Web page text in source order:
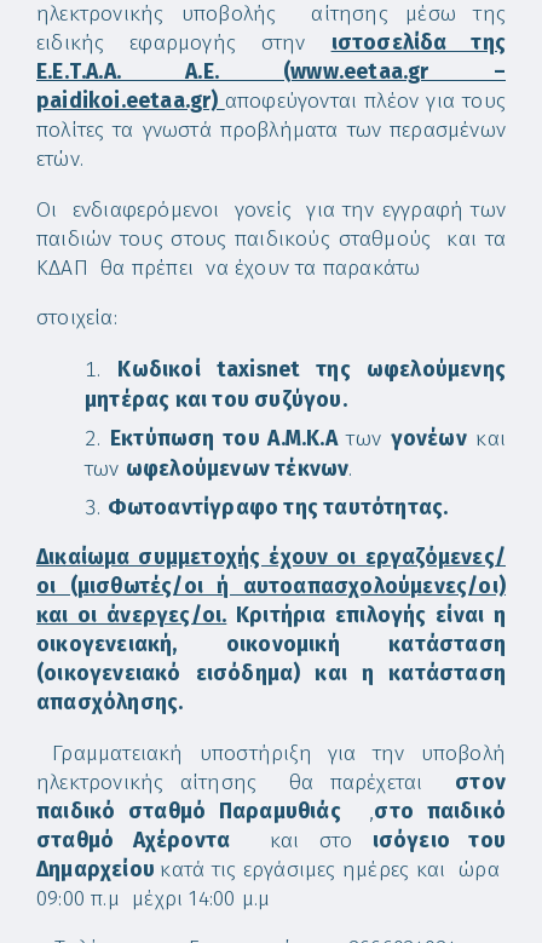
ηλεκτρονικής υποβολής αίτησης μέσω της
ειδικής εφαρμογής στην ιστοσελίδα της
Ε.Ε.Τ.Α.Α. Α.Ε. (www.eetaa.gr –
paidikoi.eetaa.gr) αποφεύγονται πλέον για τους
πολίτες τα γνωστά προβλήματα των περασμένων
ετών.
Οι ενδιαφερόμενοι γονείς για την εγγραφή των
παιδιών τους στους παιδικούς σταθμούς και τα
ΚΔΑΠ θα πρέπει να έχουν τα παρακάτω
στοιχεία:
Κωδικοί taxisnet της ωφελούμενης
μητέρας και του συζύγου.
Εκτύπωση του Α.Μ.Κ.Ατων γονέωνκαι
των ωφελούμενων τέκνων.
Φωτοαντίγραφο της ταυτότητας.
Δικαίωμα συμμετοχής έχουν οι εργαζόμενες/
οι (μισθωτές/οι ή αυτοαπασχολούμενες/οι)
και οι άνεργες/οι. Κριτήρια επιλογής είναι η
οικογενειακή, οικονομική κατάσταση
(οικογενειακό εισόδημα) και η κατάσταση
απασχόλησης.
Γραμματειακή υποστήριξη για την υποβολή
ηλεκτρονικής αίτησης θα παρέχεται στον
παιδικό σταθμό Παραμυθιάς,στο παιδικό
σταθμό Αχέροντα και στο ισόγειο του
Δημαρχείου κατά τις εργάσιμες ημέρες και ώρα
09:00 π.μ μέχρι 14:00 μ.μ